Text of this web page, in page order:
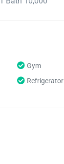
Gym
Refrigerator